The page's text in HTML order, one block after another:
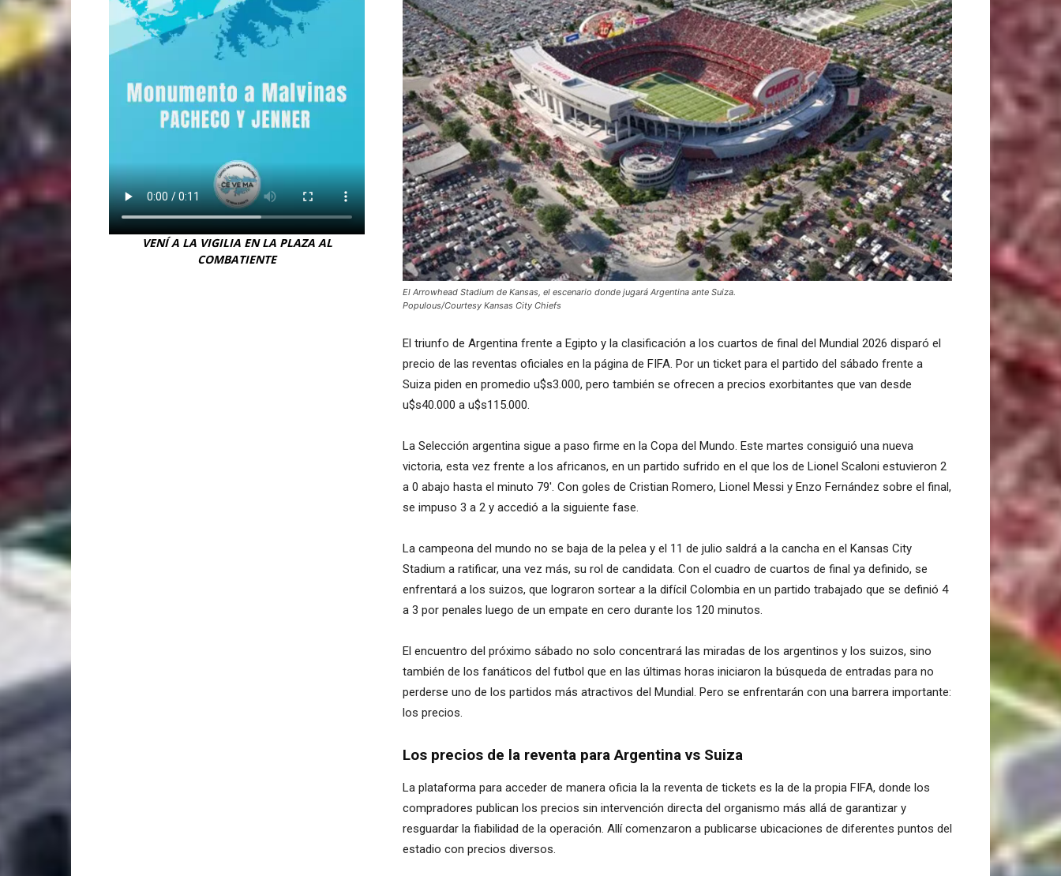
El Arrowhead Stadium de Kansas, el escenario donde jugará Argentina ante Suiza.
Populous/Courtesy Kansas City Chiefs
El triunfo de Argentina frente a Egipto y la clasificación a los cuartos de final del Mundial 2026 disparó el
precio de las reventas oficiales en la página de FIFA. Por un ticket para el partido del sábado frente a
Suiza piden en promedio u$s3.000, pero también se ofrecen a precios exorbitantes que van desde
u$s40.000 a u$s115.000.
La Selección argentina sigue a paso firme en la Copa del Mundo. Este martes consiguió una nueva
victoria, esta vez frente a los africanos, en un partido sufrido en el que los de Lionel Scaloni estuvieron 2
a 0 abajo hasta el minuto 79′. Con goles de Cristian Romero, Lionel Messi y Enzo Fernández sobre el final,
se impuso 3 a 2 y accedió a la siguiente fase.
La campeona del mundo no se baja de la pelea y el 11 de julio saldrá a la cancha en el Kansas City
Stadium a ratificar, una vez más, su rol de candidata. Con el cuadro de cuartos de final ya definido, se
enfrentará a los suizos, que lograron sortear a la difícil Colombia en un partido trabajado que se definió 4
a 3 por penales luego de un empate en cero durante los 120 minutos.
El encuentro del próximo sábado no solo concentrará las miradas de los argentinos y los suizos, sino
también de los fanáticos del futbol que en las últimas horas iniciaron la búsqueda de entradas para no
perderse uno de los partidos más atractivos del Mundial. Pero se enfrentarán con una barrera importante:
los precios.
Los precios de la reventa para Argentina vs Suiza
La plataforma para acceder de manera oficia la la reventa de tickets es la de la propia FIFA, donde los
compradores publican los precios sin intervención directa del organismo más allá de garantizar y
resguardar la fiabilidad de la operación. Allí comenzaron a publicarse ubicaciones de diferentes puntos del
estadio con precios diversos.
VENÍ A LA VIGILIA EN LA PLAZA AL
COMBATIENTE